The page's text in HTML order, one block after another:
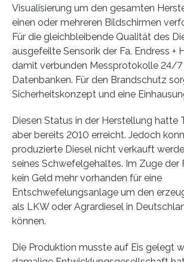
Visualisierung um den gesamten
einen oder mehreren Bildschirmen
Für die gleichbleibende Qualität des
ausgefeilte Sensorik der Fa. Endress +
damit verbunden Messprotokolle 24/
Datenbanken. Für den Brandschutz
Sicherheitskonzept und eine
Diesen Status in der Herstellung hatte
aber bereits 2010 erreicht. Jedoch
produzierte Diesel nicht verkauft
seines Schwefelgehaltes. Im Zuge der
kein Geld mehr vorhanden für eine
Entschwefelungsanlage um den
als LKW oder Agrardiesel in
können.
Die Produktion musste auf Eis gelegt